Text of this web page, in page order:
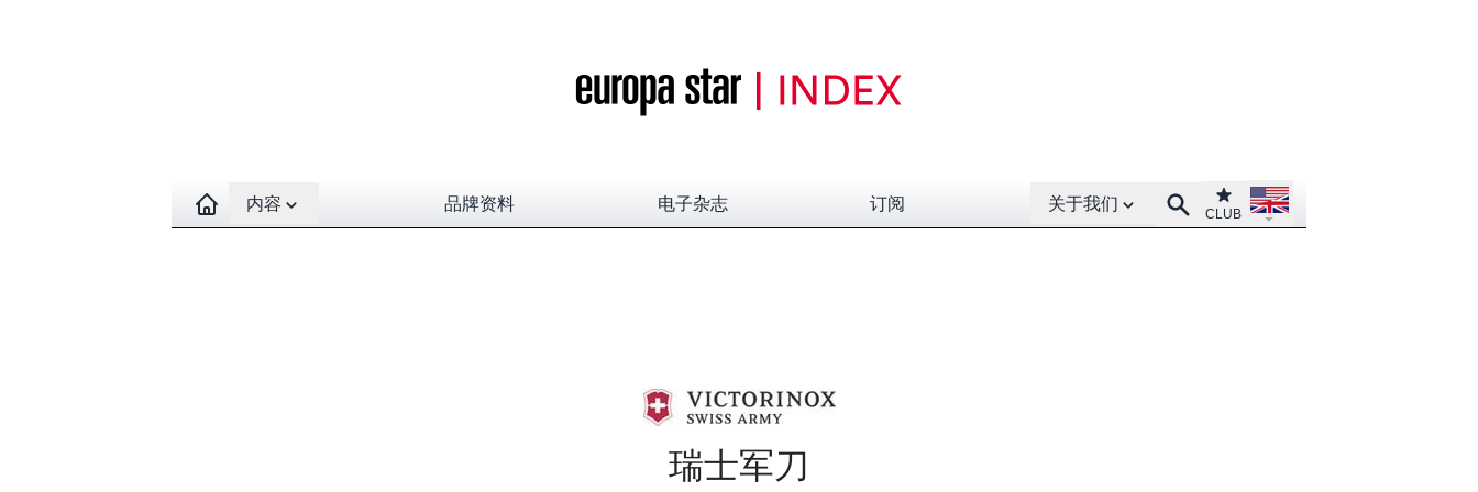
Open contents menu
内容 品牌资料 电子杂志 订阅
Open About menu
关于我们 SearchClub
CLUB
Open language menu
瑞士军刀